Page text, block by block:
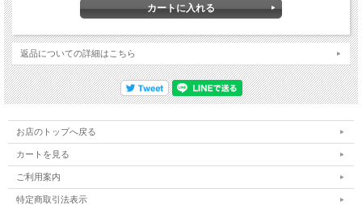
返品についての詳細はこちら
お店のトップへ戻る
カートを見る
ご利用案内
特定商取引法表示